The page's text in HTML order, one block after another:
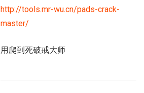
http://tools.mr-wu.cn/pads-crack-
master/
用爬到死破戒大师